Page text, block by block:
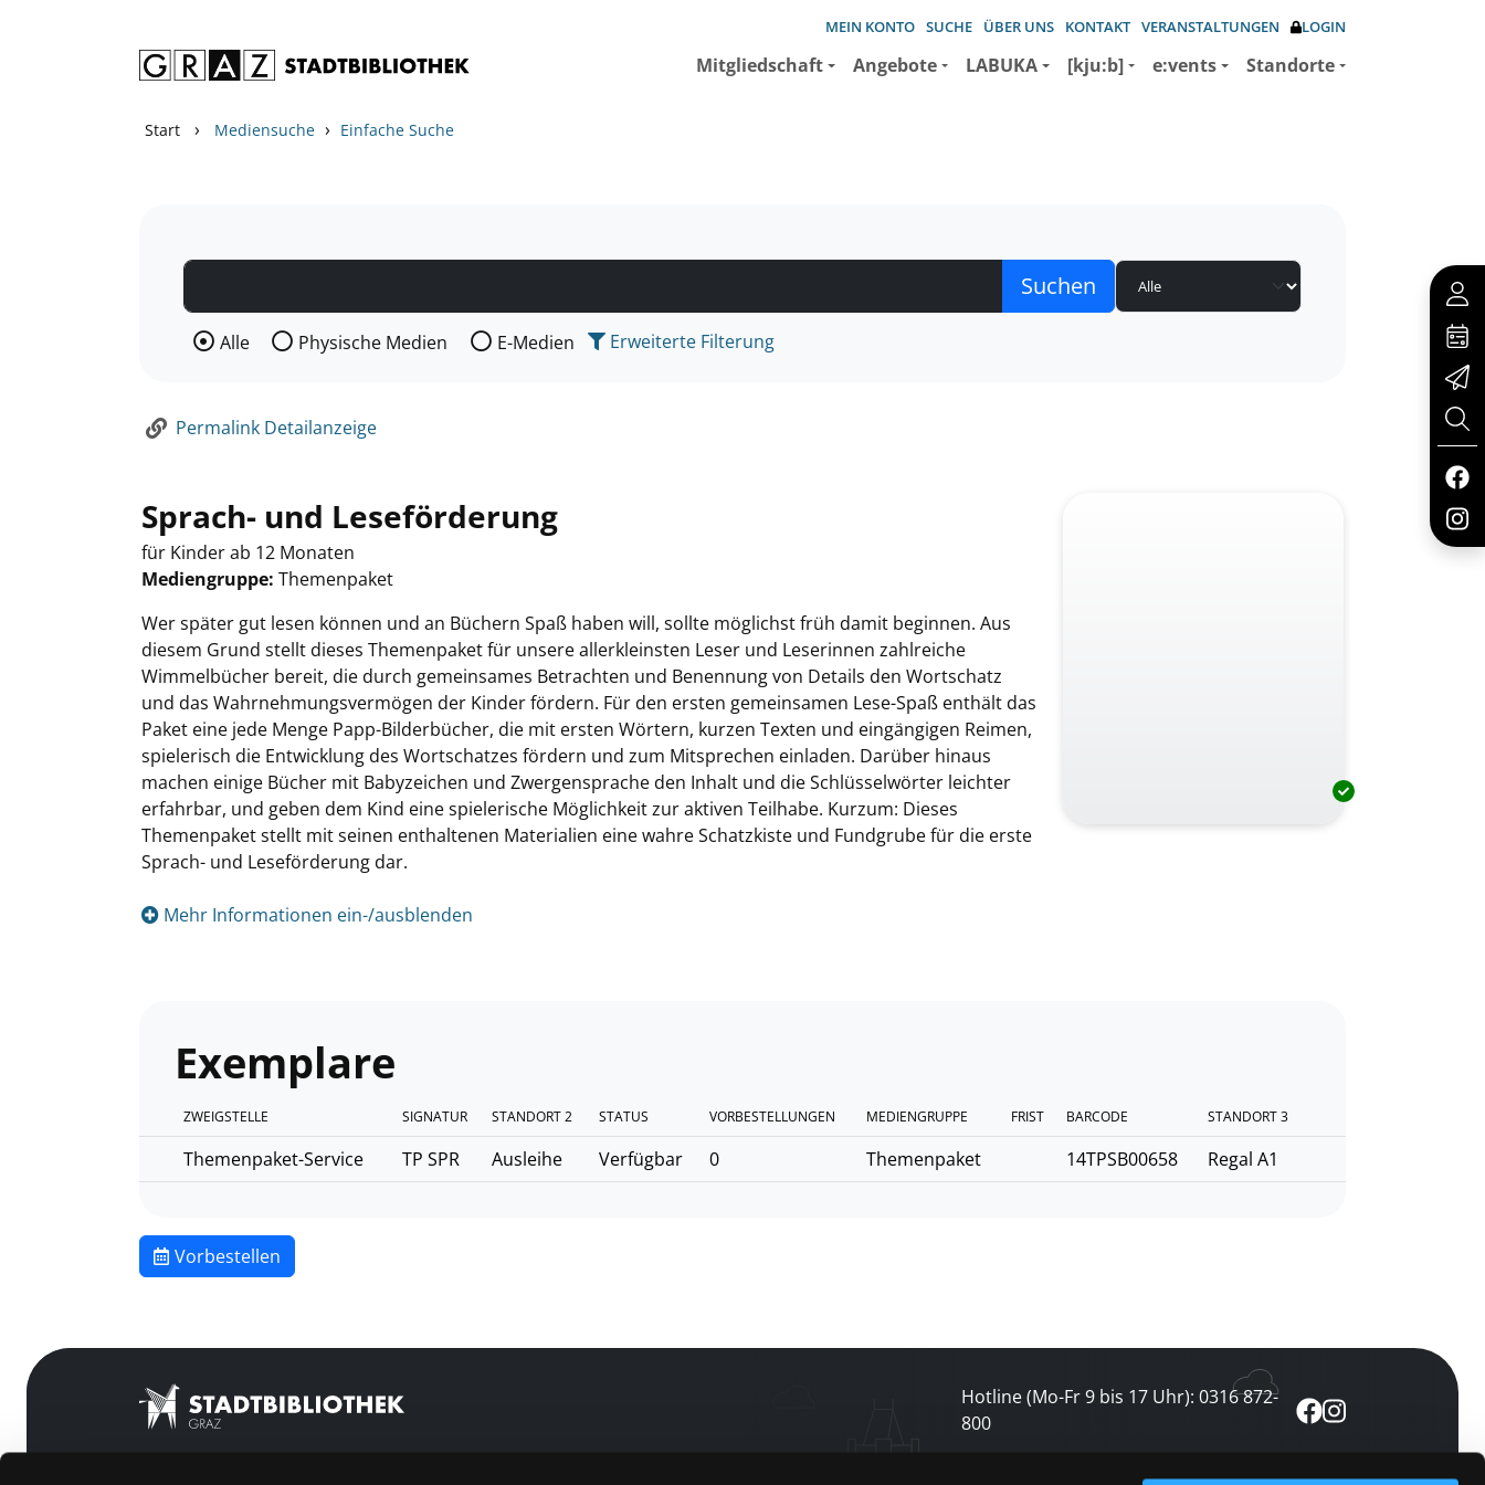
MEIN KONTO SUCHE ÜBER UNS KONTAKT VERANSTALTUNGEN LOGIN
Mitgliedschaft Angebote LABUKA [kju:b] e:vents Standorte
Start › Mediensuche › Einfache Suche
Wählen Sie die Medienart nach der Sie suchen wollen.
Alle Physische Medien E-Medien Erweiterte Filterung
Permalink Detailanzeige
Sprach- und Leseförderung
für Kinder ab 12 Monaten
Mediengruppe: Themenpaket
Wer später gut lesen können und an Büchern Spaß haben will, sollte möglichst früh damit beginnen. Aus
diesem Grund stellt dieses Themenpaket für unsere allerkleinsten Leser und Leserinnen zahlreiche
Wimmelbücher bereit, die durch gemeinsames Betrachten und Benennung von Details den Wortschatz
und das Wahrnehmungsvermögen der Kinder fördern. Für den ersten gemeinsamen Lese-Spaß enthält das
Paket eine jede Menge Papp-Bilderbücher, die mit ersten Wörtern, kurzen Texten und eingängigen Reimen,
spielerisch die Entwicklung des Wortschatzes fördern und zum Mitsprechen einladen. Darüber hinaus
machen einige Bücher mit Babyzeichen und Zwergensprache den Inhalt und die Schlüsselwörter leichter
erfahrbar, und geben dem Kind eine spielerische Möglichkeit zur aktiven Teilhabe. Kurzum: Dieses
Themenpaket stellt mit seinen enthaltenen Materialien eine wahre Schatzkiste und Fundgrube für die erste
Sprach- und Leseförderung dar.
Mehr Informationen ein-/ausblenden
Exemplare
ZWEIGSTELLE SIGNATUR STANDORT 2 STATUS VORBESTELLUNGEN MEDIENGRUPPE FRIST BARCODE STANDORT 3
Themenpaket-Service TP SPR Ausleihe Verfügbar 0 Themenpaket 14TPSB00658 Regal A1
Vorbestellen
Hotline (Mo-Fr 9 bis 17 Uhr): 0316 872-
800